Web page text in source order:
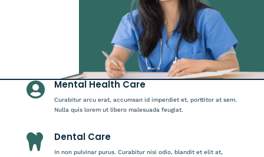
 Mental Health Care
Curabitur arcu erat, accumsan id imperdiet et, porttitor at sem.
Nulla quis lorem ut libero malesuada feugiat.
 Dental Care
In non pulvinar purus. Curabitur nisi odio, blandit et elit at,